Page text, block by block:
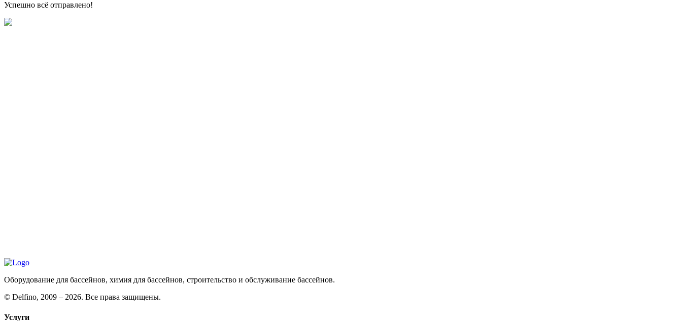
Успешно всё отправлено!
Оборудование для бассейнов, химия для бассейнов, строительство и обслуживание бассейнов.
© Delfino, 2009 – 2026. Все права защищены.
Услуги